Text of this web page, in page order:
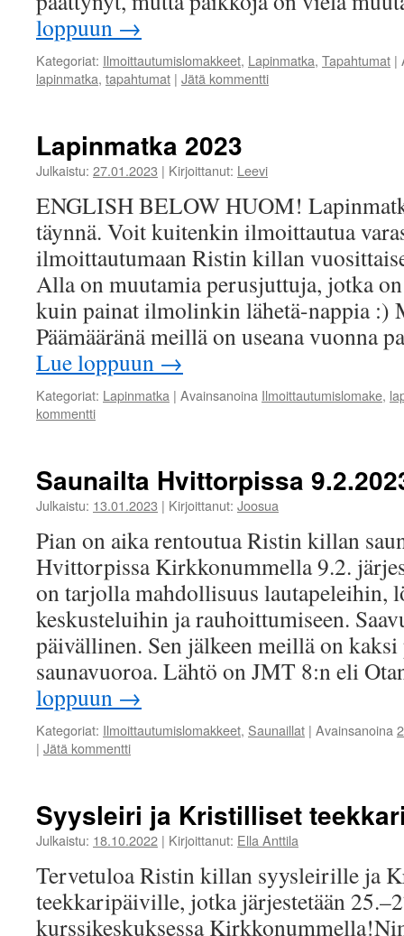
loppuun →
Kategoriat: Ilmoittautumislomakkeet, Lapinmatka, Tapahtumat |
lapinmatka, tapahtumat | Jätä kommentti
Lapinmatka 2023
Julkaistu: 27.01.2023 | Kirjoittanut: Leevi
ENGLISH BELOW HUOM!
täynnä. Voit kuitenkin ilmoittautua
ilmoittautumaan Ristin killan
Alla on muutamia perusjuttuja, jotka
kuin painat ilmolinkin lähetä-nappia :)
Päämääränä meillä on useana vuonna
Lue loppuun →
Kategoriat: Lapinmatka | Avainsanoina Ilmoittautumislomake,
kommentti
Saunailta Hvittorpissa
Julkaistu: 13.01.2023 | Kirjoittanut: Joosua
Pian on aika rentoutua Ristin killan
Hvittorpissa Kirkkonummella 9.2.
on tarjolla mahdollisuus
keskusteluihin ja rauhoittumiseen.
päivällinen. Sen jälkeen meillä on
saunavuoroa. Lähtö on JMT 8:n eli
loppuun →
Kategoriat: Ilmoittautumislomakkeet, Saunaillat | Avainsanoina
| Jätä kommentti
Syysleiri ja Kristilliset
Julkaistu: 18.10.2022 | Kirjoittanut: Ella Anttila
Tervetuloa Ristin killan syysleirille ja
teekkaripäiville, jotka järjestetään
kurssikeskuksessa